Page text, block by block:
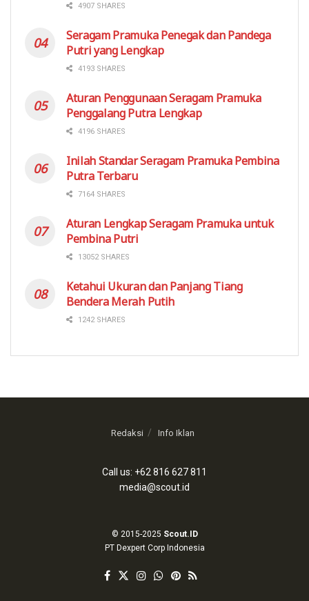
4907 SHARES
Seragam Pramuka Penegak dan Pandega
Putri yang Lengkap
4193 SHARES
Aturan Penggunaan Seragam Pramuka
Penggalang Putra Lengkap
4196 SHARES
Inilah Standar Seragam Pramuka Pembina
Putra Terbaru
7164 SHARES
Aturan Lengkap Seragam Pramuka untuk
Pembina Putri
13052 SHARES
Ketahui Ukuran dan Panjang Tiang
Bendera Merah Putih
1242 SHARES
Redaksi Info Iklan
Call us: +62 816 627 811
media@scout.id
© 2015-2025 Scout.ID
PT Dexpert Corp Indonesia